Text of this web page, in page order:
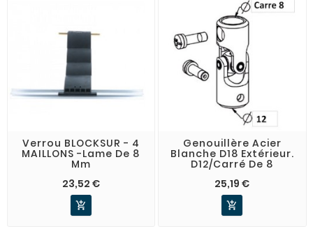
Verrou BLOCKSUR - 4
MAILLONS -lame De 8
Mm
23,52 €

Genouillère Acier
Blanche D18 Extérieur.
D12/Carré De 8
25,19 €
